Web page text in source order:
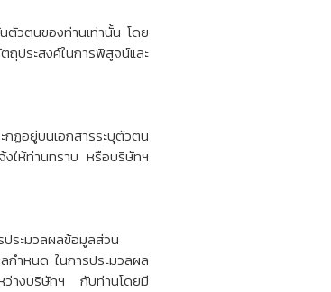
ตัวตนของท่านเท่านั้น โดย
ประสงค์ในการพิสูจน์และ
ฏอยู่บนเอกสารระบุตัวตน
ให้ท่านทราบ หรือบริษัทฯ
ระมวลผลข้อมูลส่วน
ำหนด ในการประมวลผล
างบริษัทฯ กับท่านโดยมี